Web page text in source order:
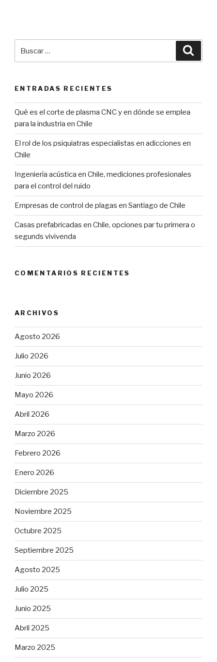
ENTRADAS RECIENTES
Qué es el corte de plasma CNC y en dónde se emplea
para la industria en Chile
El rol de los psiquiatras especialistas en adicciones en
Chile
Ingeniería acústica en Chile, mediciones profesionales
para el control del ruido
Empresas de control de plagas en Santiago de Chile
Casas prefabricadas en Chile, opciones par tu primera o
segunds vivivenda
COMENTARIOS RECIENTES
ARCHIVOS
Agosto 2026
Julio 2026
Junio 2026
Mayo 2026
Abril 2026
Marzo 2026
Febrero 2026
Enero 2026
Diciembre 2025
Noviembre 2025
Octubre 2025
Septiembre 2025
Agosto 2025
Julio 2025
Junio 2025
Abril 2025
Marzo 2025